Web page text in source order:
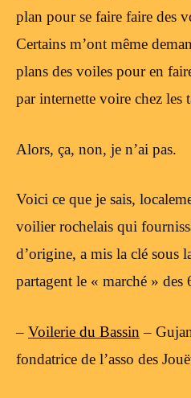
plan pour se faire faire des
Certains m’ont même
plans des voiles pour en
par internette voire chez les
Alors, ça, non, je n’ai pas.
Voici ce que je sais,
voilier rochelais qui
d’origine, a mis la clé sous
partagent le « marché » des
– Voilerie du Bassin –
fondatrice de l’asso des